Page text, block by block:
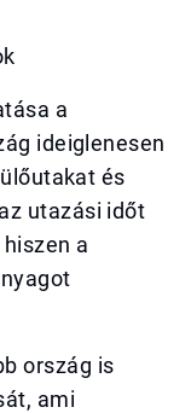
a
ideiglenesen
és
utazási időt
a
ország is
ami